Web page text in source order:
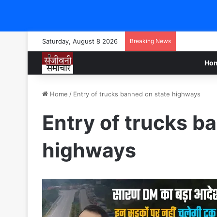
Saturday, August 8 2026 Breaking News
Home / Entry of trucks banned on state highways
Entry of trucks
highways